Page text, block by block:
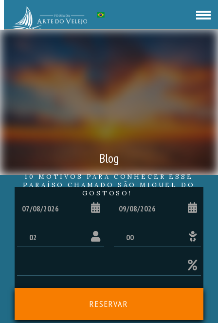
Blog
10 MOTIVOS PARA CONHECER ESSE
PARAÍSO CHAMADO SÃO MIGUEL DO
GOSTOSO!
RESERVAR